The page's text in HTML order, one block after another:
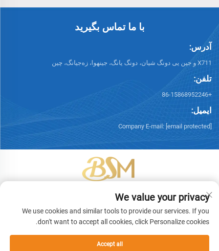
با ما تماس بگیرید
آدرس:
X711 و جین یی دونگ شیان، دونگ یانگ، جینهوا، زه‌جیانگ، چین
تلفن:
+86-15868952246
ایمیل:
Company E-mail: [email protected]
حق کپی‌رایت © 2026 شرکت فناوری بسته‌بندی یی‌وو بینگشنگ. همه حقوق
محفوظ است. -سیاست حفظ حریم خصوصی
We value your privacy
We use cookies and similar tools to provide our services. If you
don't want to accept all cookies, click Personalize cookies.
Accept all